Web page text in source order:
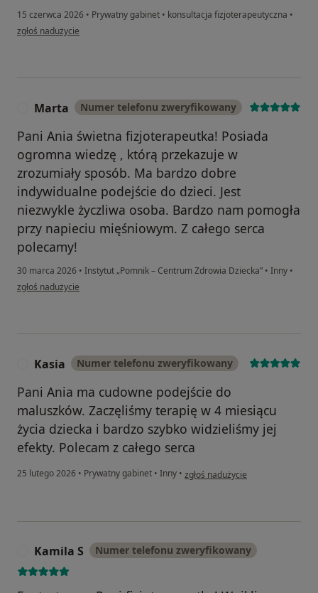
15 czerwca 2026 • Prywatny gabinet • konsultacja fizjoterapeutyczna •
w opinii użytkownika Marta O
zgłoś nadużycie
Marta Numer telefonu zweryfikowany
Pani Ania świetna fizjoterapeutka! Posiada
ogromna wiedzę , którą przekazuje w
zrozumiały sposób. Ma bardzo dobre
indywidualne podejście do dzieci. Jest
niezwykle życzliwa osoba. Bardzo nam pomogła
przy napieciu mięśniowym. Z całego serca
polecamy!
30 marca 2026 • Instytut „Pomnik – Centrum Zdrowia Dziecka” • Inny •
w opinii użytkownika Marta
zgłoś nadużycie
Kasia Numer telefonu zweryfikowany
Pani Ania ma cudowne podejście do
maluszków. Zaczęliśmy terapię w 4 miesiącu
życia dziecka i bardzo szybko widzieliśmy jej
efekty. Polecam z całego serca
25 lutego 2026 • Prywatny gabinet • Inny • w opinii użytkownika Kasia
zgłoś nadużycie
Kamila S Numer telefonu zweryfikowany